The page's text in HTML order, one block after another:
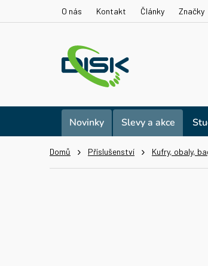
O nás Kontakt Články Značky
Novinky Slevy a akce
Domů Příslušenství Kufry, obaly,